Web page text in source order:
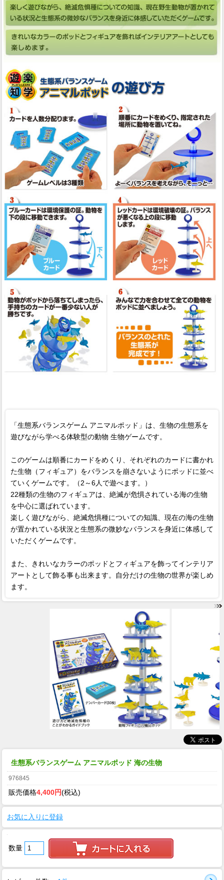
「生態系バランスゲーム アニマルポッド」は、生物の生態系を
遊びながら学べる体験型の動物 生物ゲームです。
このゲームは順番にカードをめくり、それぞれのカードに書かれ
た生物（フィギュア）をバランスを崩さないようにポッドに並べ
ていくゲームです。（2～6人で遊べます。）
22種類の生物のフィギュアは、絶滅が危惧されている海の生物
を中心に選ばれています。
楽しく遊びながら、絶滅危惧種についての知識、現在の海の生物
が置かれている状況と生態系の微妙なバランスを身近に体感して
いただくゲームです。
また、きれいなカラーのポッドとフィギュアを飾ってインテリア
アートとして飾る事も出来ます。自分だけの生物の世界が楽しめ
ます。
生態系バランスゲーム アニマルポッド 海の生物
976845
販売価格4,400円(税込)
お気に入りに登録
数量